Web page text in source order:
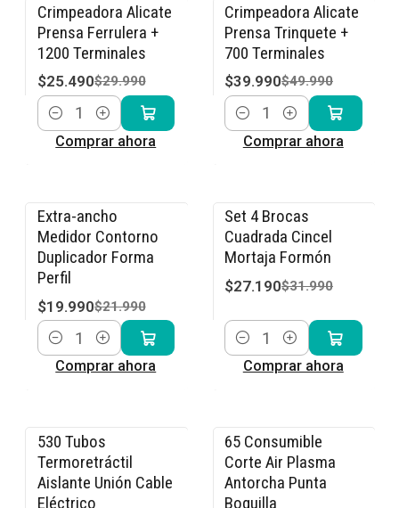
-15% OFF
Crimpeadora Alicate
Prensa Ferrulera +
1200 Terminales
$25.490$29.990
Cantidad
Comprar ahora
-20% OFF
Crimpeadora Alicate
Prensa Trinquete +
700 Terminales
$39.990$49.990
Cantidad
Comprar ahora
-9% OFF
Extra-ancho
Medidor Contorno
Duplicador Forma
Perfil
$19.990$21.990
Cantidad
Comprar ahora
-15% OFF
Set 4 Brocas
Cuadrada Cincel
Mortaja Formón
$27.190$31.990
Cantidad
Comprar ahora
-15% OFF
530 Tubos
Termoretráctil
Aislante Unión Cable
Eléctrico
-15% OFF
65 Consumible
Corte Air Plasma
Antorcha Punta
Boquilla